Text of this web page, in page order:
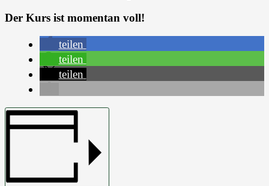
Der Kurs ist momentan voll!
teilen
teilen
teilen